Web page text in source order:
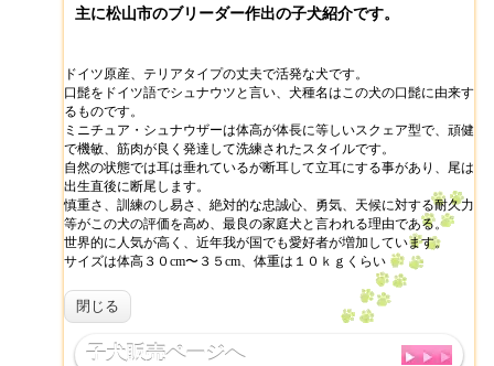
主に松山市のブリーダー作出の子犬紹介です。
ドイツ原産、テリアタイプの丈夫で活発な犬です。
口髭をドイツ語でシュナウツと言い、犬種名はこの犬の口髭に由来す
るものです。
ミニチュア・シュナウザーは体高が体長に等しいスクェア型で、頑健
で機敏、筋肉が良く発達して洗練されたスタイルです。
自然の状態では耳は垂れているが断耳して立耳にする事があり、尾は
出生直後に断尾します。
慎重さ、訓練のし易さ、絶対的な忠誠心、勇気、天候に対する耐久力
等がこの犬の評価を高め、最良の家庭犬と言われる理由である。
世界的に人気が高く、近年我が国でも愛好者が増加しています。
サイズは体高３０cm〜３５cm、体重は１０ｋｇくらい
閉じる
子犬販売ページへ